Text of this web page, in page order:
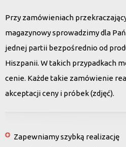
Przy zamówieniach
magazynowy sprowadzimy dla
jednej partii bezpośrednio od
Hiszpanii. W takich przypadkach
cenie. Każde takie zamówienie
akceptacji ceny i próbek (zdjęć).
Zapewniamy szybką realizację